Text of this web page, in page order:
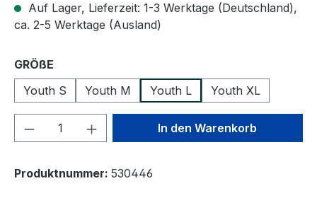
Auf Lager, Lieferzeit: 1-3 Werktage (Deutschland),
ca. 2-5 Werktage (Ausland)
GRÖßE
Youth S
Youth M Youth L Youth XL
Produkt Anzahl: Gib denIn den Warenkorb
Produktnummer: 530446